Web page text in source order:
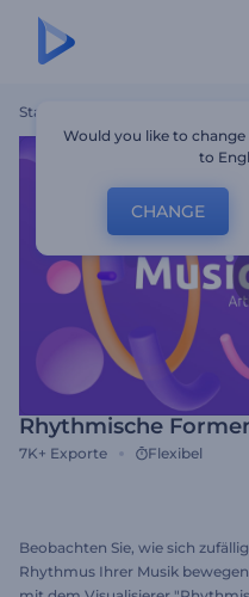
Startseite
Rhythmische
7K+ Exporte Flexibel
Beobachten Sie, wie sich
Rhythmus Ihrer Musik
Would you like to
to
CHANGE